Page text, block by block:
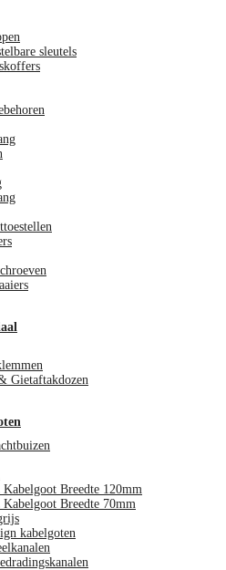
sleutels
Gietaftakdozen
Breedte 120mm
Breedte 70mm
kabelgoten